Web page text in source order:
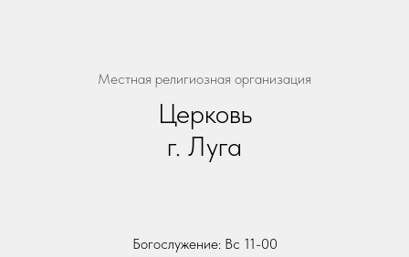
Местная религиозная организация
Церковь
г. Луга
Богослужение: Вс 11-00